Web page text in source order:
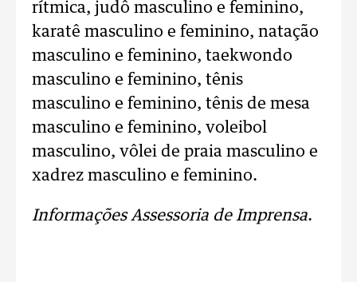
rítmica, judô masculino e feminino,
karatê masculino e feminino, natação
masculino e feminino, taekwondo
masculino e feminino, tênis
masculino e feminino, tênis de mesa
masculino e feminino, voleibol
masculino, vôlei de praia masculino e
xadrez masculino e feminino.
Informações Assessoria de Imprensa.